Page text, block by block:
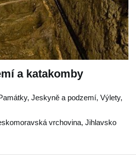
a katakomby
Jeskyně a podzemí, Výlety,
vrchovina, Jihlavsko